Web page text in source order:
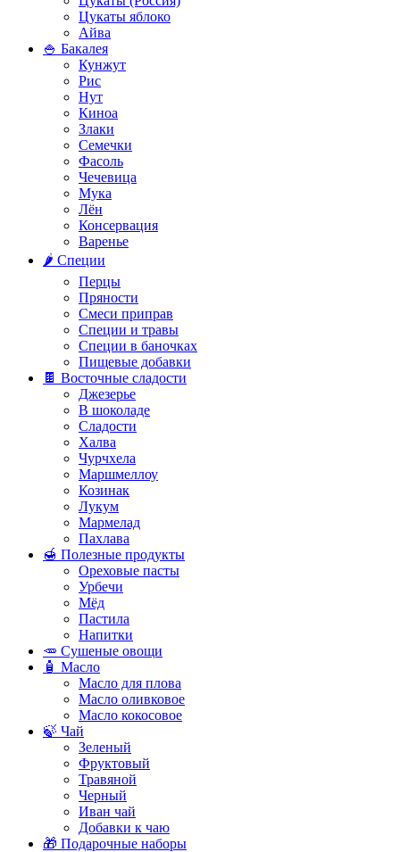
Цукаты яблоко
Айва
🍚 Бакалея
Кунжут
Рис
Нут
Киноа
Злаки
Семечки
Фасоль
Чечевица
Мука
Лён
Консервация
Варенье
🌶️ Специи
Перцы
Пряности
Смеси приправ
Специи и травы
Специи в баночках
Пищевые добавки
🍫 Восточные сладости
Джезерье
В шоколаде
Сладости
Халва
Чурчхела
Маршмеллоу
Козинак
Лукум
Мармелад
Пахлава
🍯 Полезные продукты
Ореховые пасты
Урбечи
Мёд
Пастила
Напитки
🥕 Сушеные овощи
🧴 Масло
Масло для плова
Масло оливковое
Масло кокосовое
🍃 Чай
Зеленый
Фруктовый
Травяной
Черный
Иван чай
Добавки к чаю
🎁 Подарочные наборы